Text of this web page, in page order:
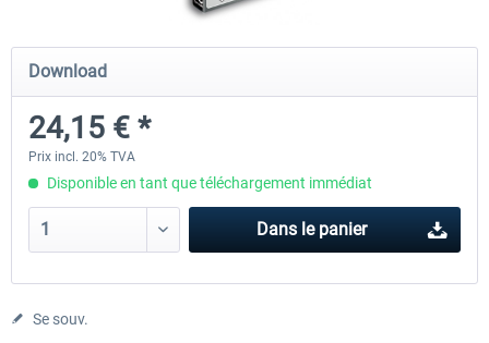
Airbus Bundle
52,77 € *
iFly Jets-The 737NG for
Download
24,15 € *
Prix incl. 20% TVA
Disponible en tant que téléchargement immédiat
Dans le panier
Se souv.